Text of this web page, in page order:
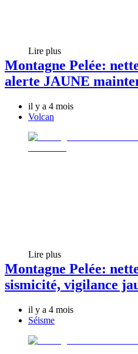
Lire plus
Montagne Pelée:
alerte JAUNE
il y a 4 mois
Volcan
Lire plus
Montagne Pelée:
sismicité, vigilance
il y a 4 mois
Séisme